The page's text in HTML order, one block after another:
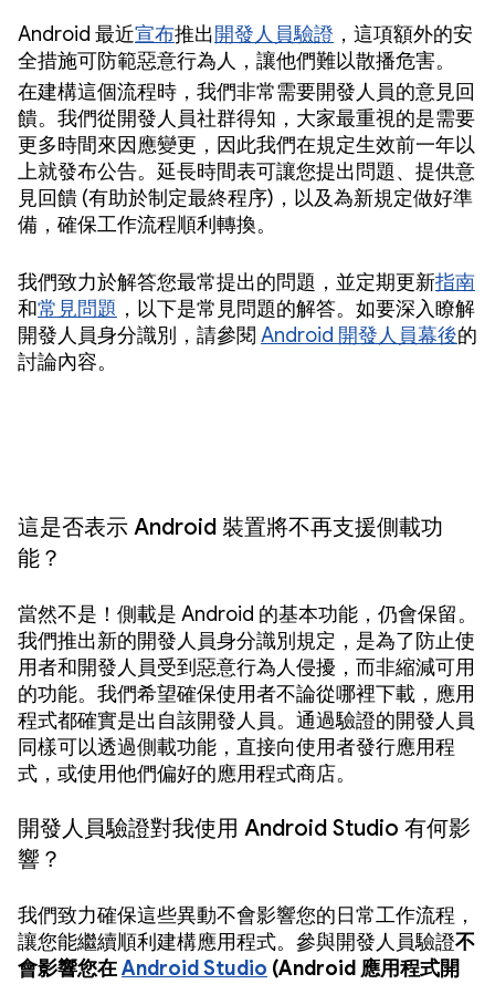
Android 最近宣布推出開發人員驗證 ，這項額外的安
全措施可防範惡意行為人，讓他們難以散播危害。
在建構這個流程時，我們非常需要開發人員的意見回
饋。我們從開發人員社群得知，大家最重視的是需要
更多時間來因應變更，因此我們在規定生效前一年以
上就發布公告。延長時間表可讓您提出問題、提供意
見回饋 (有助於制定最終程序)，以及為新規定做好準
備，確保工作流程順利轉換。
我們致力於解答您最常提出的問題，並定期更新指南
和常見問題 ，以下是常見問題的解答。如要深入瞭解
開發人員身分識別，請參閱 Android 開發人員幕後的
討論內容。
這是否表示 Android 裝置將不再支援側載功
能？
當然不是！側載是 Android 的基本功能，仍會保留。
我們推出新的開發人員身分識別規定，是為了防止使
用者和開發人員受到惡意行為人侵擾，而非縮減可用
的功能。我們希望確保使用者不論從哪裡下載，應用
程式都確實是出自該開發人員。通過驗證的開發人員
同樣可以透過側載功能，直接向使用者發行應用程
式，或使用他們偏好的應用程式商店。
開發人員驗證對我使用 Android Studio 有何影
響？
我們致力確保這些異動不會影響您的日常工作流程，
讓您能繼續順利建構應用程式。參與開發人員驗證不
會影響您在Android Studio (Android 應用程式開